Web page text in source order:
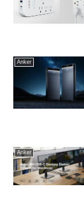
Anker
Anker